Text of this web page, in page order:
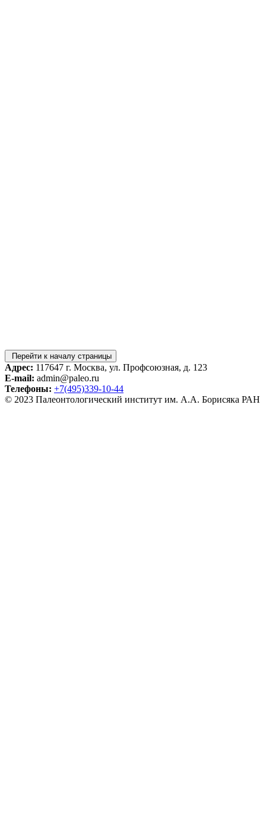
Перейти к началу страницы
Адрес: 117647 г. Москва, ул. Профсоюзная, д. 123
E-mail: admin@paleo.ru
Телефоны: +7(495)339-10-44
© 2023 Палеонтологический институт им. А.А. Борисяка РАН